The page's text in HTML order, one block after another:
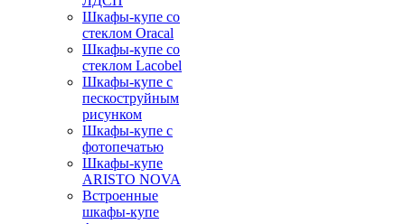
Шкафы-купе со
стеклом Oracal
Шкафы-купе со
стеклом Lacobel
Шкафы-купе с
пескоструйным
рисунком
Шкафы-купе с
фотопечатью
Шкафы-купе
ARISTO NOVA
Встроенные
шкафы-купе